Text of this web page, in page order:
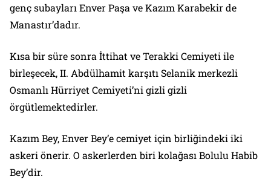
genç subayları Enver Paşa ve Kazım Karabekir de
Manastır’dadır.
Kısa bir süre sonra İttihat ve Terakki Cemiyeti ile
birleşecek, II. Abdülhamit karşıtı Selanik merkezli
Osmanlı Hürriyet Cemiyeti’ni gizli gizli
örgütlemektedirler.
Kazım Bey, Enver Bey’e cemiyet için birliğindeki iki
askeri önerir. O askerlerden biri kolağası Bolulu Habib
Bey’dir.